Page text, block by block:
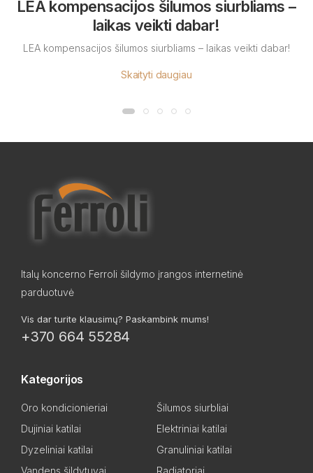
LEA kompensacijos šilumos siurbliams –
laikas veikti dabar!
LEA kompensacijos šilumos siurbliams – laikas veikti dabar!
Skaityti daugiau
Italų koncerno Ferroli šildymo įrangos internetinė
parduotuvė
Vis dar turite klausimų? Paskambink mums!
+370 664 55284
Kategorijos
Oro kondicionieriai
Šilumos siurbliai
Dujiniai katilai
Elektriniai katilai
Dyzeliniai katilai
Granuliniai katilai